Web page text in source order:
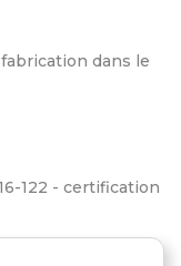
dans le
122 - certification